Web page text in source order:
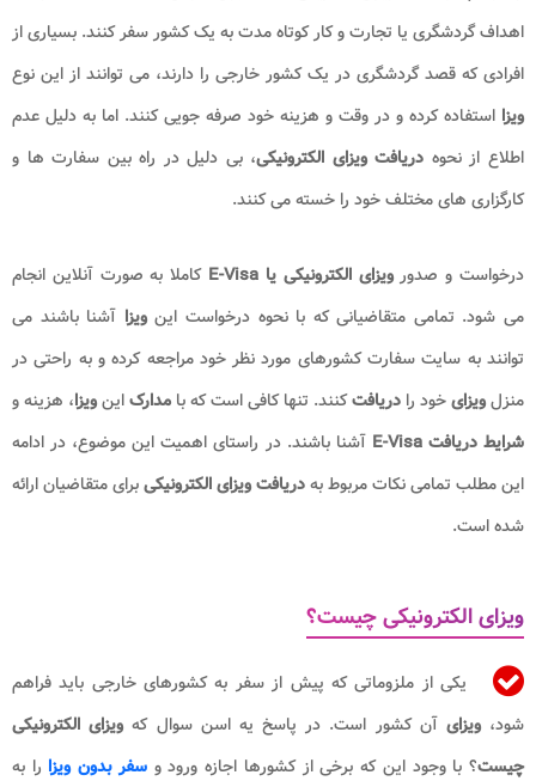
اهداف گردشگری یا تجارت و کار کوتاه مدت به یک کشور سفر کنند. بسیاری از
افرادی که قصد گردشگری در یک کشور خارجی را دارند، می توانند از این نوع
ویزا استفاده کرده و در وقت و هزینه خود صرفه جویی کنند. اما به دلیل عدم
اطلاع از نحوه دریافت ویزای الکترونیکی، بی دلیل در راه بین سفارت ها و
کارگزاری های مختلف خود را خسته می کنند.
درخواست و صدورویزای الکترونیکی یا E-Visa
کاملا به صورت آنلاین انجام
می شود. تمامی متقاضیانی که با نحوه درخواست اینویزا آشنا باشند می
توانند به سایت سفارت کشورهای مورد نظر خود مراجعه کرده و به راحتی در
منزلویزایخود را دریافتکنند. تنها کافی است که با مدارکاینویزا، هزینه و
شرایط دریافت E-Visa
آشنا باشند. در راستای اهمیت این موضوع، در ادامه
این مطلب تمامی نکات مربوط بهدریافت ویزای الکترونیکیبرای متقاضیان ارائه
شده است.
ویزای الکترونیکی چیست؟
یکی از ملزوماتی که پیش از سفر به کشورهای خارجی باید فراهم
شود،ویزای آن کشور است. در پاسخ یه اسن سوال که ویزای الکترونیکی
چیست؟ با وجود این که برخی از کشورها اجازه ورود وسفر بدون ویزا را به